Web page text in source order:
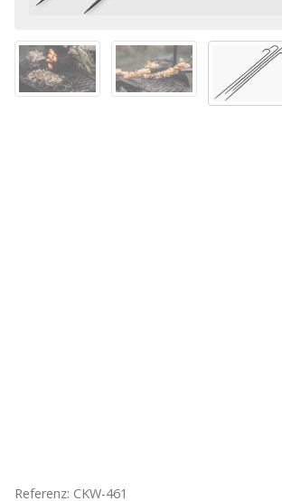
Referenz: CKW-461